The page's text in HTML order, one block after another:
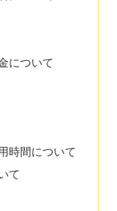
について
時間について
て